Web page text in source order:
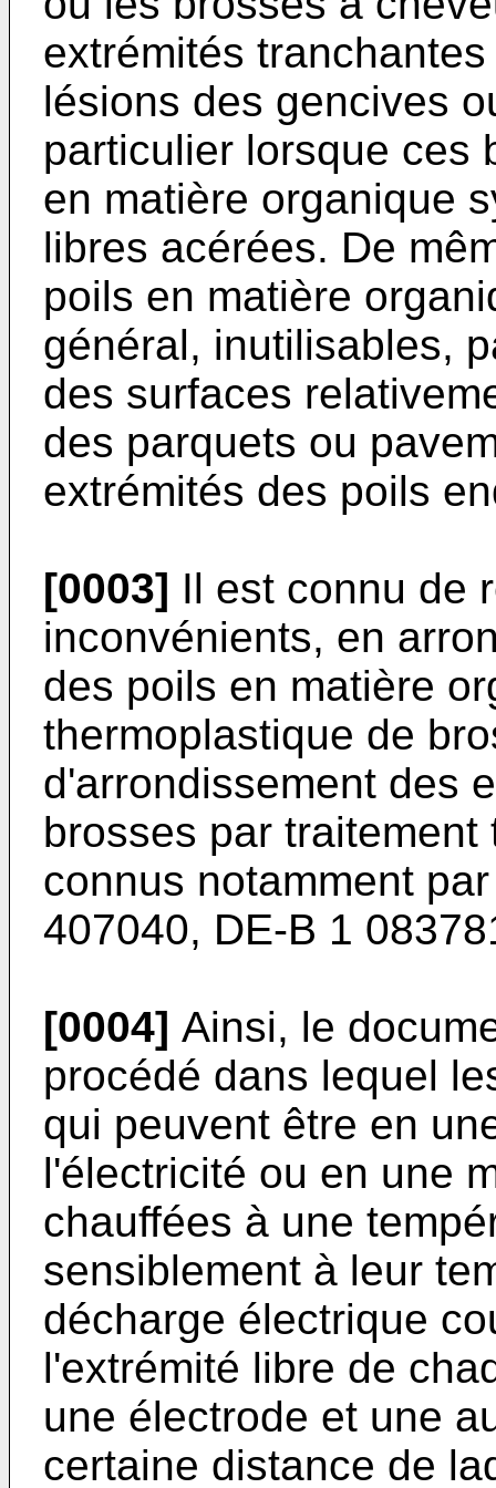
extrémités
lésions des gencives
particulier lorsque ces
en matière organique
libres acérées. De
poils en matière
général, inutilisables,
des surfaces
des parquets ou
extrémités des poils
[0003] Il est connu de
inconvénients, en
des poils en matière
thermoplastique de
d'arrondissement des
brosses par
connus notamment
407040, DE-B 1
[0004] Ainsi, le
procédé dans lequel
qui peuvent être en
l'électricité ou en une
chauffées à une
sensiblement à leur
décharge électrique
l'extrémité libre de
une électrode et une
certaine distance de